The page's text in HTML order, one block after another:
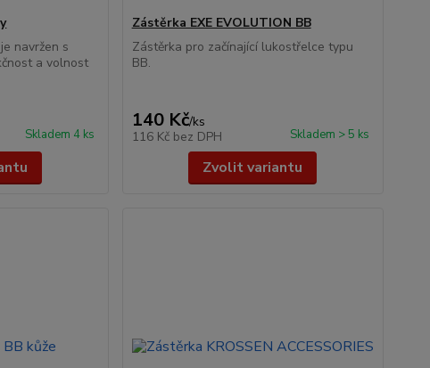
navržen s
a volnost
Skladem 4 ks
Zástěrka EXE EVOLUTION BB
Zástěrka pro začínající lukostřelce typu
BB.
140 Kč/ks
116 Kč bez DPH Skladem > 5 ks
Zvolit variantu